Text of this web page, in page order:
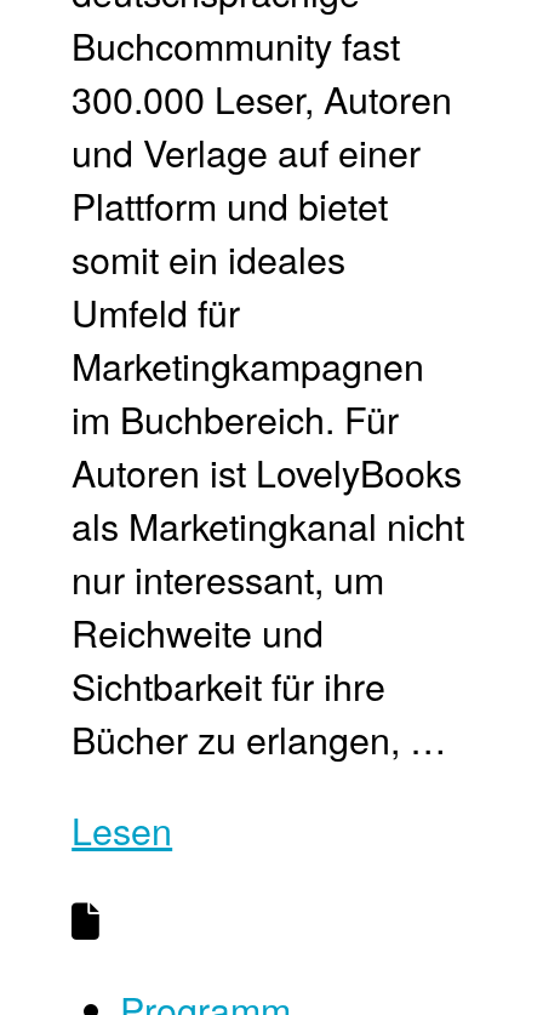
Buchcommunity fast
300.000 Leser, Autoren
und Verlage auf einer
Plattform und bietet
somit ein ideales
Umfeld für
Marketingkampagnen
im Buchbereich. Für
Autoren ist LovelyBooks
als Marketingkanal nicht
nur interessant, um
Reichweite und
Sichtbarkeit für ihre
Bücher zu erlangen, …
Lesen